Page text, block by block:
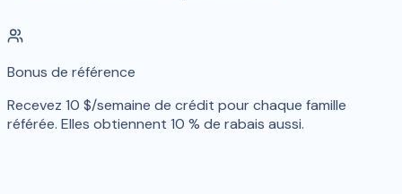
Bonus de référence
Recevez 10 $/semaine de crédit pour chaque famille
référée. Elles obtiennent 10 % de rabais aussi.